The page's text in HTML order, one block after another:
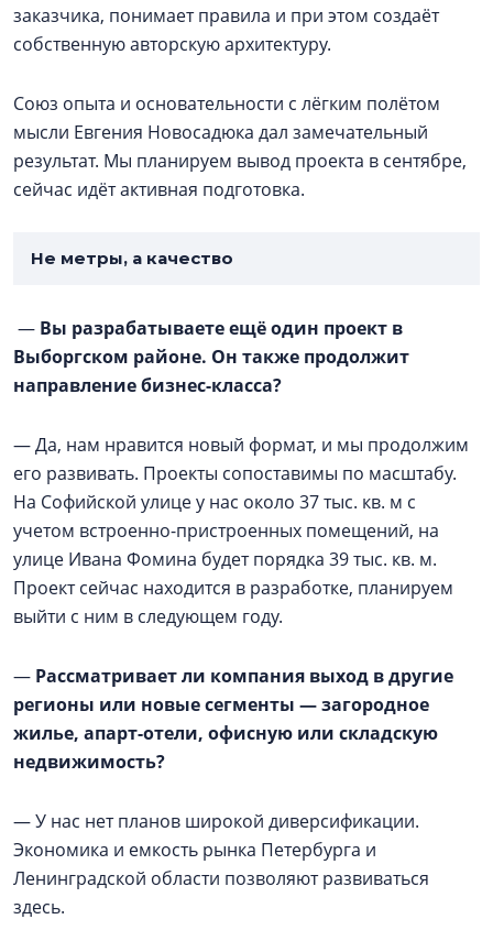
заказчика, понимает правила и при этом создаёт
собственную авторскую архитектуру.
Союз опыта и основательности с лёгким полётом
мысли Евгения Новосадюка дал замечательный
результат. Мы планируем вывод проекта в сентябре,
сейчас идёт активная подготовка.
Не метры, а качество
— Вы разрабатываете ещё один проект в
Выборгском районе. Он также продолжит
направление бизнес-класса?
— Да, нам нравится новый формат, и мы продолжим
его развивать. Проекты сопоставимы по масштабу.
На Софийской улице у нас около 37 тыс. кв. м с
учетом встроенно-пристроенных помещений, на
улице Ивана Фомина будет порядка 39 тыс. кв. м.
Проект сейчас находится в разработке, планируем
выйти с ним в следующем году.
— Рассматривает ли компания выход в другие
регионы или новые сегменты — загородное
жилье, апарт-отели, офисную или складскую
недвижимость?
— У нас нет планов широкой диверсификации.
Экономика и емкость рынка Петербурга и
Ленинградской области позволяют развиваться
здесь.